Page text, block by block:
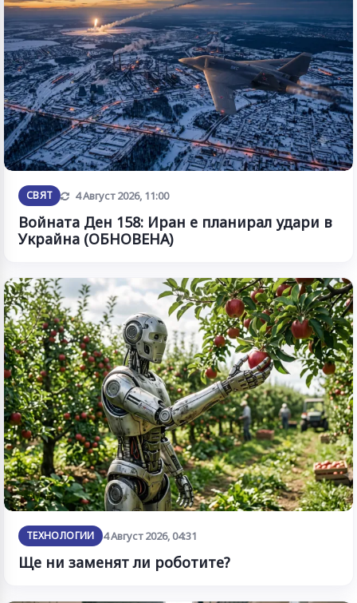
СВЯТ Обновена
4 Август 2026, 11:00
Войната Ден 158: Иран е планирал удари в
Украйна (ОБНОВЕНА)
ТЕХНОЛОГИИ 4 Август 2026, 04:31
Ще ни заменят ли роботите?